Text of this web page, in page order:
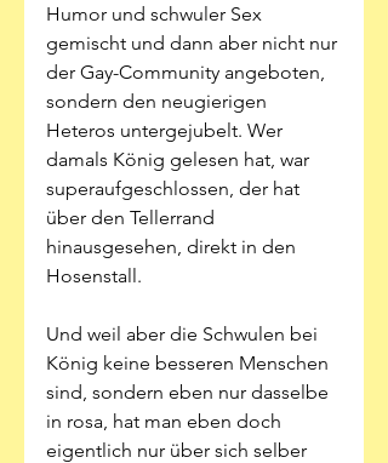
Humor und schwuler Sex
gemischt und dann aber nicht nur
der Gay-Community angeboten,
sondern den neugierigen
Heteros untergejubelt. Wer
damals König gelesen hat, war
superaufgeschlossen, der hat
über den Tellerrand
hinausgesehen, direkt in den
Hosenstall.
Und weil aber die Schwulen bei
König keine besseren Menschen
sind, sondern eben nur dasselbe
in rosa, hat man eben doch
eigentlich nur über sich selber